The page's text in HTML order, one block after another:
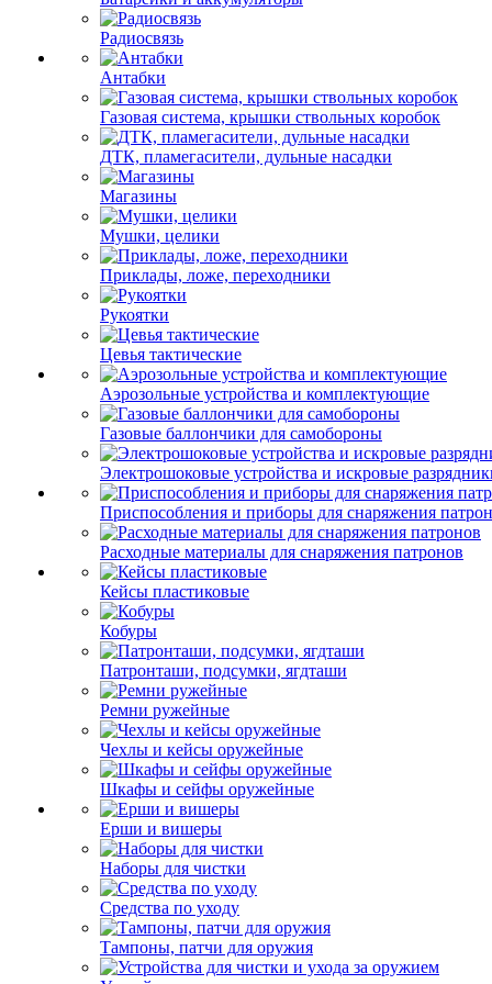
Радиосвязь
Антабки
Газовая система, крышки ствольных коробок
ДТК, пламегасители, дульные насадки
Магазины
Мушки, целики
Приклады, ложе, переходники
Рукоятки
Цевья тактические
Аэрозольные устройства и комплектующие
Газовые баллончики для самобороны
Электрошоковые устройства и искровые
Приспособления и приборы для снаряжения
Расходные материалы для снаряжения патронов
Кейсы пластиковые
Кобуры
Патронташи, подсумки, ягдташи
Ремни ружейные
Чехлы и кейсы оружейные
Шкафы и сейфы оружейные
Ерши и вишеры
Наборы для чистки
Средства по уходу
Тампоны, патчи для оружия